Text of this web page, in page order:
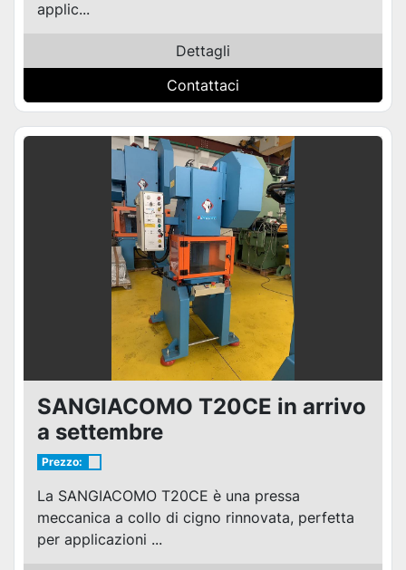
applic...
Dettagli
Contattaci
SANGIACOMO T20CE in arrivo
a settembre
Prezzo:
La SANGIACOMO T20CE è una pressa
meccanica a collo di cigno rinnovata, perfetta
per applicazioni ...